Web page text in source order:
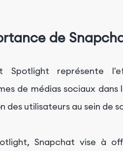
de
Spotlight représente
de médias sociaux
des utilisateurs au sein de
Snapchat vise à